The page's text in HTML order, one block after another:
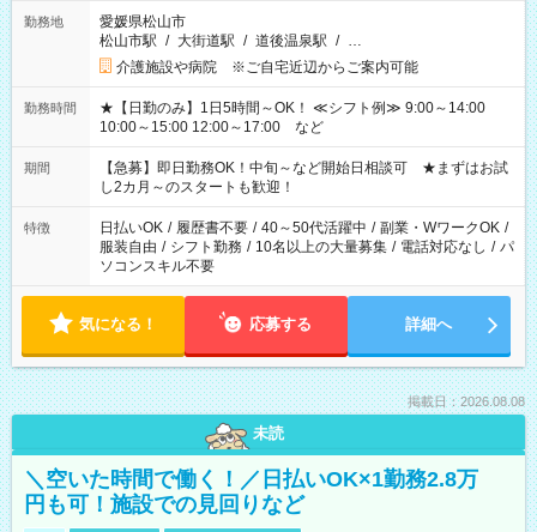
勤務地
愛媛県松山市
松山市駅 / 大街道駅 / 道後温泉駅 / …
介護施設や病院 ※ご自宅近辺からご案内可能
勤務時間
★【日勤のみ】1日5時間～OK！ ≪シフト例≫ 9:00～14:00
10:00～15:00 12:00～17:00 など
期間
【急募】即日勤務OK！中旬～など開始日相談可 ★まずはお試
し2カ月～のスタートも歓迎！
特徴 日払いOK / 履歴書不要 / 40～50代活躍中 / 副業・WワークOK /
服装自由 / シフト勤務 / 10名以上の大量募集 / 電話対応なし / パ
ソコンスキル不要
気になる！ 応募する 詳細へ
掲載日：2026.08.08
未読
＼空いた時間で働く！／日払いOK×1勤務2.8万
円も可！施設での見回りなど